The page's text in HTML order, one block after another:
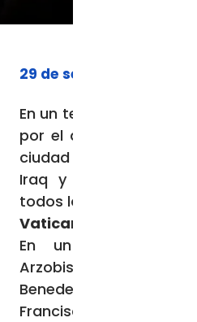
29 de septiembre de
En un telegrama,
por el devastador
ciudad asiria de
Iraq y asegura su
todos los afectados por
Vatican News
En un sentido
Arzobispo de
Benedectos
Francisco ha